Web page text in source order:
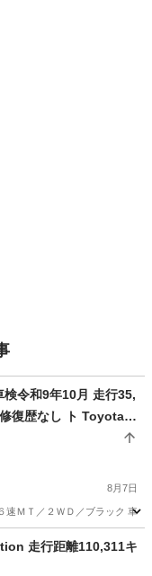
検令和9年10月 走行35,
復歴なし ト Toyota 8
8月7日
ＭＴ／２ＷＤ／ブラック 車検
走行距離110,311キ